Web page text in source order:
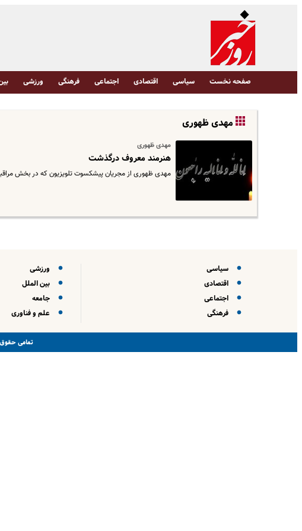
صفحه نخست سیاسی اقتصادی اجتماعی فرهنگی ورزشی
مهدی ظهوری
مهدی ظهوری
هنرمند معروف درگذشت
مهدی ظهوری از مجریان پیشکسوت تلویزیون که در بخش
سیاسی
اقتصادی
اجتماعی
فرهنگی
ورزشی
بین الملل
جامعه
علم و فناوری
تمامی